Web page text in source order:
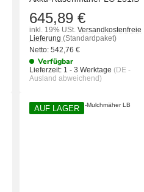
645,89 €
inkl. 19% USt. Versandkostenfreie
Lieferung (Standardpaket)
Netto: 542,76 €
Verfügbar
Lieferzeit: 1 - 3 Werktage (DE -
Ausland abweichend)
AUF LAGER